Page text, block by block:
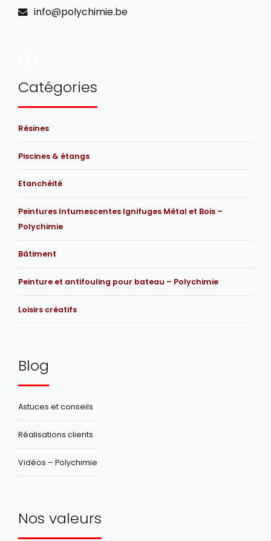
info@polychimie.be
Catégories
Résines
Piscines & étangs
Etanchéité
Peintures Intumescentes Ignifuges Métal et Bois –
Polychimie
Bâtiment
Peinture et antifouling pour bateau – Polychimie
Loisirs créatifs
Blog
Astuces et conseils
Réalisations clients
Vidéos – Polychimie
Nos valeurs